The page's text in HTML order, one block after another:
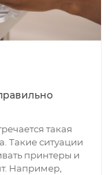
такая
Такие ситуации
принтеры и
Например,